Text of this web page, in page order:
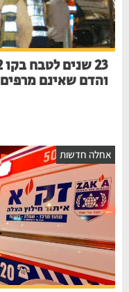
והדם שאינם מרפים
אחלה חדשות